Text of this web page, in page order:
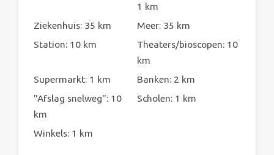
1 km
Ziekenhuis: 35 km
Meer: 35 km
Station: 10 km
Theaters/bioscopen: 10
km
Supermarkt: 1 km
Banken: 2 km
"Afslag snelweg": 10
km
Scholen: 1 km
Winkels: 1 km